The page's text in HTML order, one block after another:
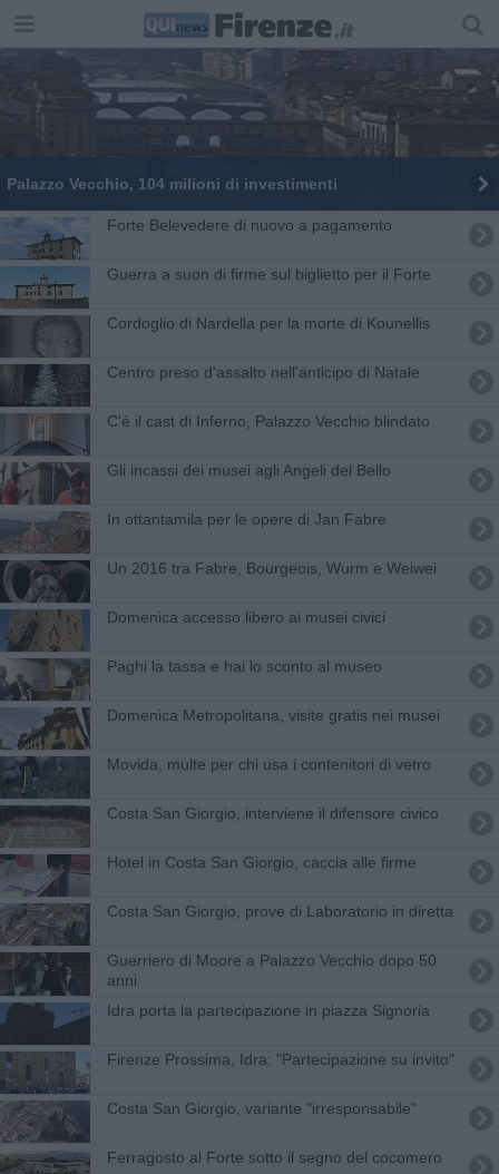
Palazzo Vecchio, 104 milioni di investimenti
Forte Belevedere di nuovo a pagamento
Guerra a suon di firme sul biglietto per il Forte
Cordoglio di Nardella per la morte di Kounellis
Centro preso d'assalto nell'anticipo di Natale
C'è il cast di Inferno, Palazzo Vecchio blindato
Gli incassi dei musei agli Angeli del Bello
In ottantamila per le opere di Jan Fabre
Un 2016 tra Fabre, Bourgeois, Wurm e Weiwei
Domenica accesso libero ai musei civici
Paghi la tassa e hai lo sconto al museo
Domenica Metropolitana, visite gratis nei musei
Movida, multe per chi usa i contenitori di vetro
Costa San Giorgio, interviene il difensore civico
Hotel in Costa San Giorgio, caccia alle firme
Costa San Giorgio, prove di Laboratorio in diretta
Guerriero di Moore a Palazzo Vecchio dopo 50
anni
Idra porta la partecipazione in piazza Signoria
Firenze Prossima, Idra: "Partecipazione su invito"
Costa San Giorgio, variante "irresponsabile"
Ferragosto al Forte sotto il segno del cocomero